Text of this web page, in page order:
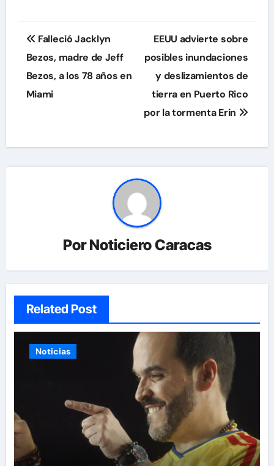
Navegación
de
entradas
Falleció Jacklyn
Bezos, madre de Jeff
Bezos, a los 78 años en
Miami
EEUU advierte sobre
posibles inundaciones
y deslizamientos de
tierra en Puerto Rico
por la tormenta Erin
PorNoticiero Caracas
Related Post
Noticias